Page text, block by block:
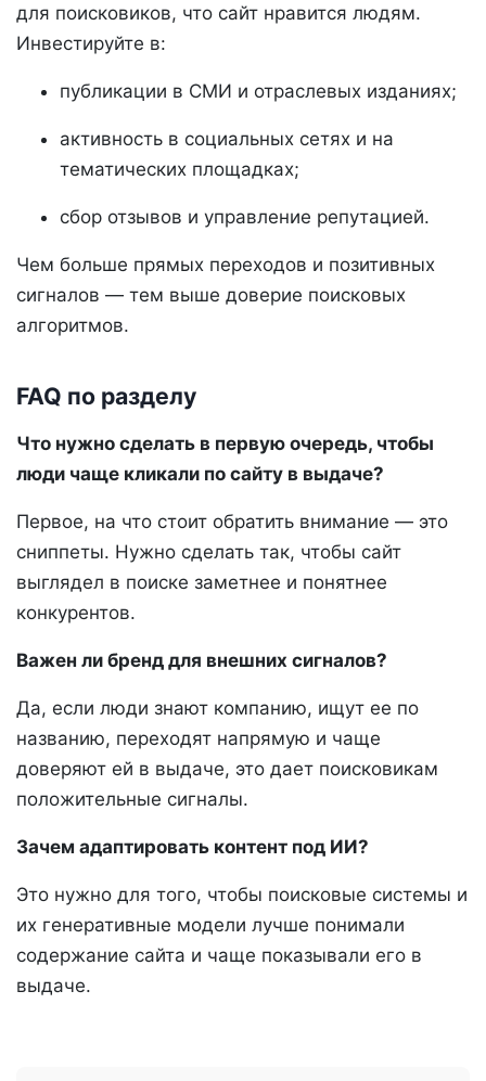
для поисковиков, что сайт нравится людям.
Инвестируйте в:
публикации в СМИ и отраслевых изданиях;
активность в социальных сетях и на
тематических площадках;
сбор отзывов и управление репутацией.
Чем больше прямых переходов и позитивных
сигналов — тем выше доверие поисковых
алгоритмов.
FAQ по разделу
Что нужно сделать в первую очередь, чтобы
люди чаще кликали по сайту в выдаче?
Первое, на что стоит обратить внимание — это
сниппеты. Нужно сделать так, чтобы сайт
выглядел в поиске заметнее и понятнее
конкурентов.
Важен ли бренд для внешних сигналов?
Да, если люди знают компанию, ищут ее по
названию, переходят напрямую и чаще
доверяют ей в выдаче, это дает поисковикам
положительные сигналы.
Зачем адаптировать контент под ИИ?
Это нужно для того, чтобы поисковые системы и
их генеративные модели лучше понимали
содержание сайта и чаще показывали его в
выдаче.